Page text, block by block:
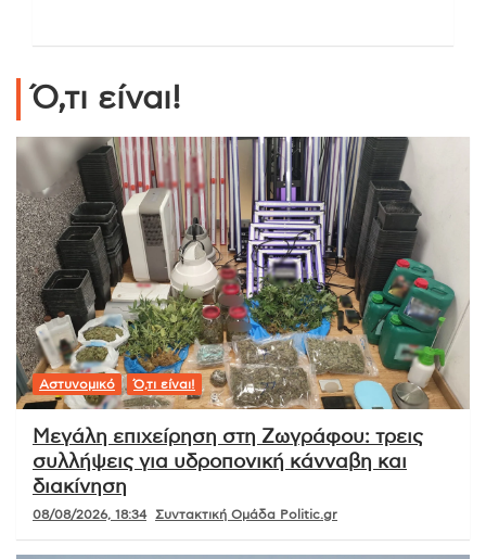
Ό,τι είναι!
Αστυνομικό Ό,τι είναι!
Μεγάλη επιχείρηση στη Ζωγράφου: τρεις
συλλήψεις για υδροπονική κάνναβη και
διακίνηση
08/08/2026, 18:34 Συντακτική Ομάδα Politic.gr